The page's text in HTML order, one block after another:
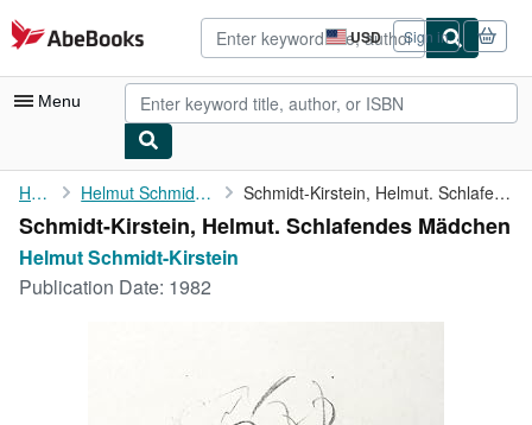
Skip to main content
AbeBooks.com USD
Site
shopping
preferences
Sign in
Menu
My Account
My Purchases
Home Helmut Schmidt-Kirstein Schmidt-Kirstein, Helmut. Schlafendes Mädchen
Schmidt-Kirstein, Helmut. Schlafendes Mädchen
Helmut Schmidt-Kirstein
Publication Date: 1982